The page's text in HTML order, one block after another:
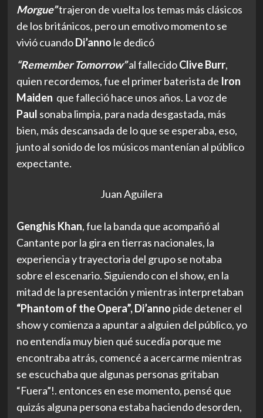
Morgue”trajeron de vuelta los temas más clásicos
de los británicos, pero un emotivo momento se
vivió cuandoDi’anno le dedicó
“Remember Tomorrow”al fallecido Clive Burr,
quien recordemos, fue el primer baterista de Iron
Maiden que falleció hace unos años. La voz de
Paul sonaba limpia, para nada desgastada, más
bien, más descansada de lo que se esperaba, eso,
junto al sonido de los músicos mantenían al público
expectante.
Juan Aguilera
Genghis Khan, fue la banda que acompañó al
Cantante por la gira en tierras nacionales, la
experiencia y trayectoria del grupo se notaba
sobre el escenario. Siguiendo con el show, en la
mitad de la presentación y mientras interpretaban
“Phantom of the Opera”,Di’anno pide detener el
show y comienza a apuntar a alguien del público, yo
no entendía muy bien qué sucedía porque me
encontraba atrás, comencé a acercarme mientras
se escuchaba que algunas personas gritaban
“Fuera”!. entonces en ese momento, pensé que
quizás alguna persona estaba haciendo desorden,